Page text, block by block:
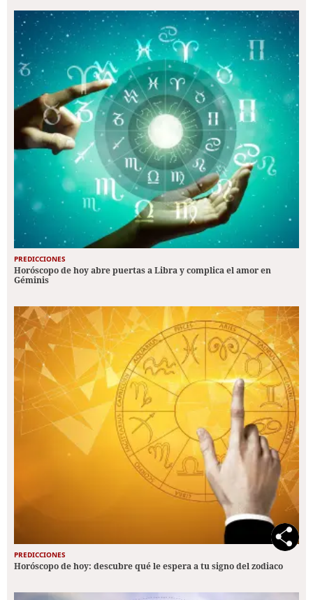
PREDICCIONES
Horóscopo de hoy abre puertas a Libra y complica el amor en
Géminis
PREDICCIONES
Horóscopo de hoy: descubre qué le espera a tu signo del zodiaco